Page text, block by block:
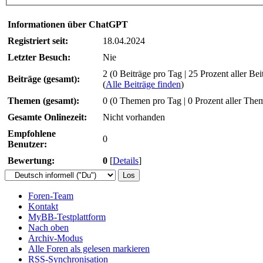
Informationen über ChatGPT
Registriert seit:
18.04.2024
Letzter Besuch:
Nie
Beiträge (gesamt):
2 (0 Beiträge pro Tag | 25 Prozent aller
(Alle Beiträge finden)
Themen (gesamt):
0 (0 Themen pro Tag | 0 Prozent aller
Gesamte Onlinezeit:
Nicht vorhanden
Empfohlene
Benutzer:
0
Bewertung: 0 [Details]
Foren-Team
Kontakt
MyBB-Testplattform
Nach oben
Archiv-Modus
Alle Foren als gelesen markieren
RSS-Synchronisation